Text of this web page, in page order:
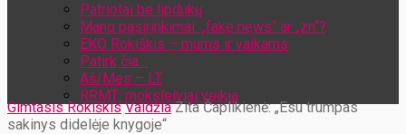
Patriotai be lipdukų
Mano pasirinkimai: „fake news“ ar „zn“?
EKO Rokiškis – mums ir vaikams
Patirk čia…
Aš/Mes – LT
RRMT: moksleiviai veikia
Gimtasis Rokiškis Valdžia Zita Čaplikienė: „Esu trumpas
sakinys didelėje knygoje“